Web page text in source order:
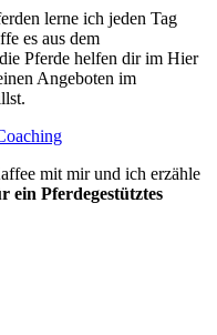
lerne ich jeden Tag
es aus dem
Pferde helfen dir im Hier
Angeboten im
mit mir und ich erzähle
ein Pferdegestütztes